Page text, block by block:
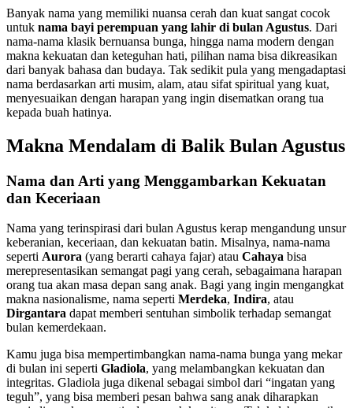
Banyak nama yang memiliki nuansa cerah dan kuat sangat cocok
untuk nama bayi perempuan yang lahir di bulan Agustus. Dari
nama-nama klasik bernuansa bunga, hingga nama modern dengan
makna kekuatan dan keteguhan hati, pilihan nama bisa dikreasikan
dari banyak bahasa dan budaya. Tak sedikit pula yang mengadaptasi
nama berdasarkan arti musim, alam, atau sifat spiritual yang kuat,
menyesuaikan dengan harapan yang ingin disematkan orang tua
kepada buah hatinya.
Makna Mendalam di Balik Bulan Agustus
Nama dan Arti yang Menggambarkan Kekuatan
dan Keceriaan
Nama yang terinspirasi dari bulan Agustus kerap mengandung unsur
keberanian, keceriaan, dan kekuatan batin. Misalnya, nama-nama
seperti Aurora (yang berarti cahaya fajar) atau Cahaya bisa
merepresentasikan semangat pagi yang cerah, sebagaimana harapan
orang tua akan masa depan sang anak. Bagi yang ingin mengangkat
makna nasionalisme, nama seperti Merdeka, Indira, atau
Dirgantara dapat memberi sentuhan simbolik terhadap semangat
bulan kemerdekaan.
Kamu juga bisa mempertimbangkan nama-nama bunga yang mekar
di bulan ini seperti Gladiola, yang melambangkan kekuatan dan
integritas. Gladiola juga dikenal sebagai simbol dari “ingatan yang
teguh”, yang bisa memberi pesan bahwa sang anak diharapkan